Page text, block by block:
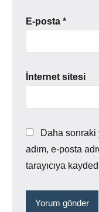
E-posta *
İnternet sitesi
Daha sonraki
adım, e-posta
tarayıcıya